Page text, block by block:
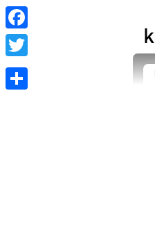
Facebook
Twitter